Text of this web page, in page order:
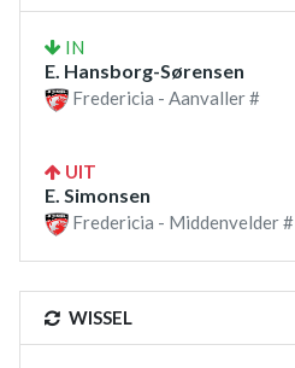
IN
E. Hansborg-Sørensen
Fredericia - Aanvaller #
UIT
E. Simonsen
Fredericia - Middenvelder #
WISSEL